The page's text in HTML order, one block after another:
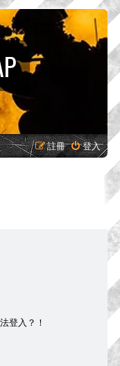
登入
註冊
登入？！